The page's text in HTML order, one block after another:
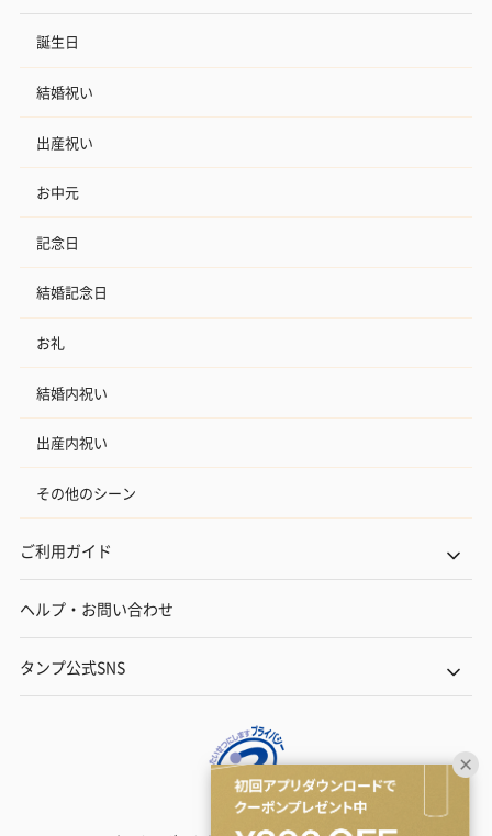
誕生日
結婚祝い
出産祝い
お中元
記念日
結婚記念日
お礼
結婚内祝い
出産内祝い
その他のシーン
ご利用ガイド
ヘルプ・お問い合わせ
タンプ公式SNS